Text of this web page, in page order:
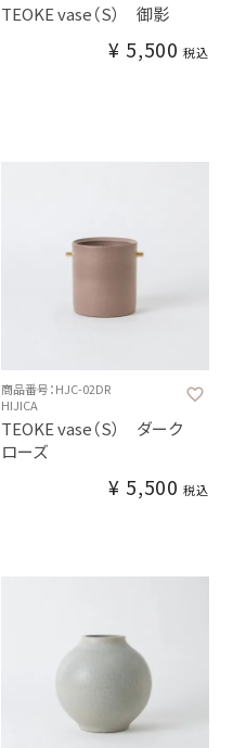
TEOKE vase（S） 御影
¥ 5,500 税込
商品番号：HJC-02DR
HIJICA
TEOKE vase（S） ダーク
ローズ
¥ 5,500 税込